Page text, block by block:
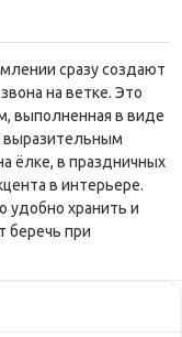
сразу создают
на ветке. Это
выполненная в виде
выразительным
ёлке, в праздничных
в интерьере.
удобно хранить и
беречь при